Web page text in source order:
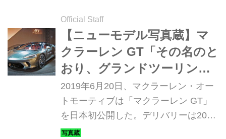
Official Staff
【ニューモデル写真蔵】マ
クラーレン GT「その名のと
おり、グランドツーリング
のための新しいマクラーレ
ン」
2019年6月20日、マクラーレン・オー
トモーティブは「マクラーレン GT」
を日本初公開した。デリバリーは2019
年末からの予定だが、まずはディテー